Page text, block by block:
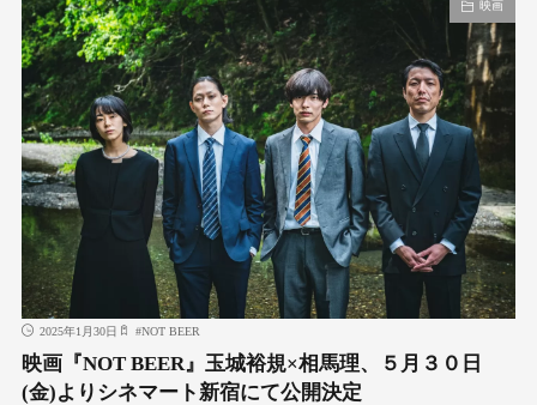
映画
2025年1月30日 #NOT BEER
映画『NOT BEER』玉城裕規×相馬理、５月３０日
(金)よりシネマート新宿にて公開決定